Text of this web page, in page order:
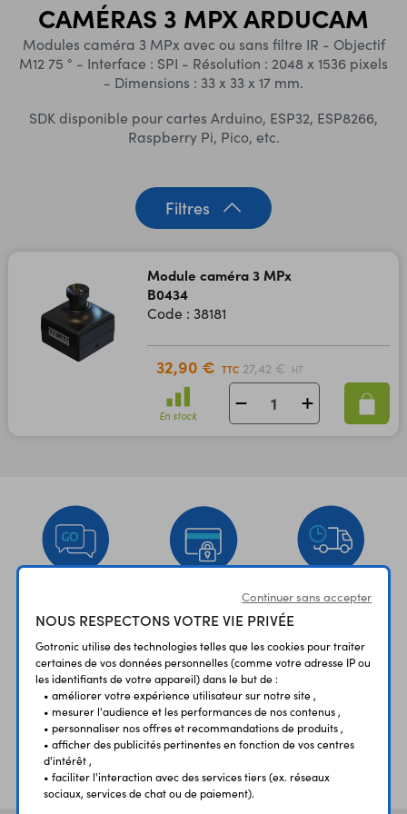
CAMÉRAS 3 MPX ARDUCAM
Modules caméra 3 MPx avec ou sans filtre IR - Objectif
M12 75 ° - Interface : SPI - Résolution : 2048 x 1536 pixels
- Dimensions : 33 x 33 x 17 mm.
SDK disponible pour cartes Arduino, ESP32, ESP8266,
Raspberry Pi, Pico, etc.
Filtres
Module caméra 3 MPx
B0434
Code : 38181
32,90 € TTC 27,42 € HT
En stock
UN CONSEIL?
SÉCURISÉ
LIVRAISON
ÉTABLISSEMENTS
SCOLAIRES
D’EXPERIENCE
Continuer sans accepter
NOUS RESPECTONS VOTRE VIE PRIVÉE
Gotronic utilise des technologies telles que les cookies pour traiter
certaines de vos données personnelles (comme votre adresse IP ou
les identifiants de votre appareil) dans le but de :
• améliorer votre expérience utilisateur sur notre site ,
• mesurer l'audience et les performances de nos contenus ,
• personnaliser nos offres et recommandations de produits ,
• afficher des publicités pertinentes en fonction de vos centres
d'intérêt ,
• faciliter l'interaction avec des services tiers (ex. réseaux
sociaux, services de chat ou de paiement).